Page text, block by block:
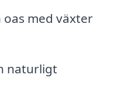
med växter
naturligt